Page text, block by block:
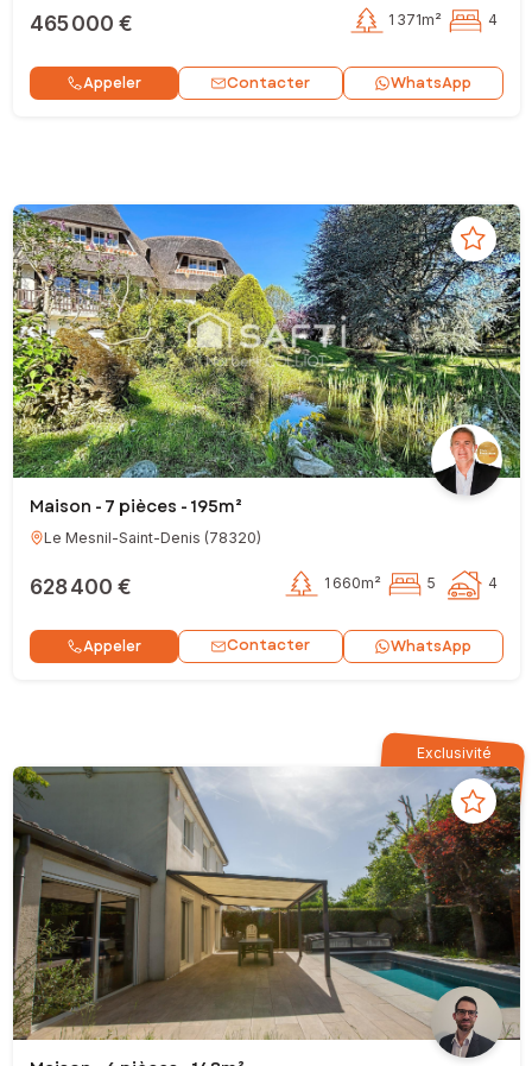
465 000 € 1 371m² 4
Appeler Contacter WhatsApp
Maison - 7 pièces - 195m²
Le Mesnil-Saint-Denis (78320)
628 400 € 1 660m² 5 4
Appeler Contacter WhatsApp
Exclusivité